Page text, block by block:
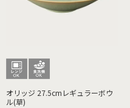
オリッジ 27.5cmレギュラーボウ
ル(草)